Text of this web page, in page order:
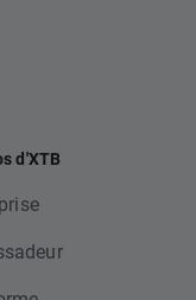
d'XTB